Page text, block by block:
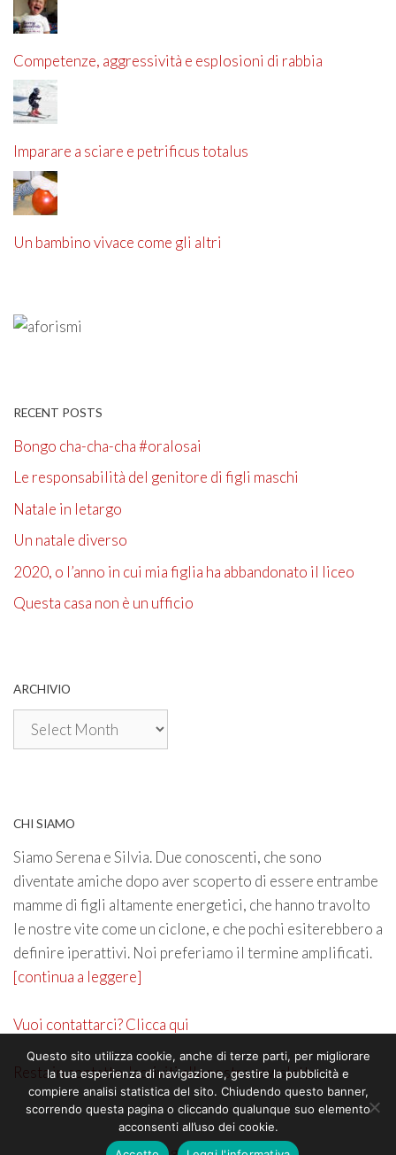
Competenze, aggressività e esplosioni di rabbia
Imparare a sciare e petrificus totalus
Un bambino vivace come gli altri
RECENT POSTS
Bongo cha-cha-cha #oralosai
Le responsabilità del genitore di figli maschi
Natale in letargo
Un natale diverso
2020, o l’anno in cui mia figlia ha abbandonato il liceo
Questa casa non è un ufficio
ARCHIVIO
Archivio
CHI SIAMO
Siamo Serena e Silvia. Due conoscenti, che sono
diventate amiche dopo aver scoperto di essere entrambe
mamme di figli altamente energetici, che hanno travolto
le nostre vite come un ciclone, e che pochi esiterebbero a
definire iperattivi. Noi preferiamo il termine amplificati.
[continua a leggere]
Vuoi contattarci? Clicca qui
Resta in contatto. Iscriviti alla nostra newsletter
Questo sito utilizza cookie, anche di terze parti, per migliorare
la tua esperienza di navigazione, gestire la pubblicità e
compiere analisi statistica del sito. Chiudendo questo banner,
scorrendo questa pagina o cliccando qualunque suo elemento
acconsenti all’uso dei cookie.